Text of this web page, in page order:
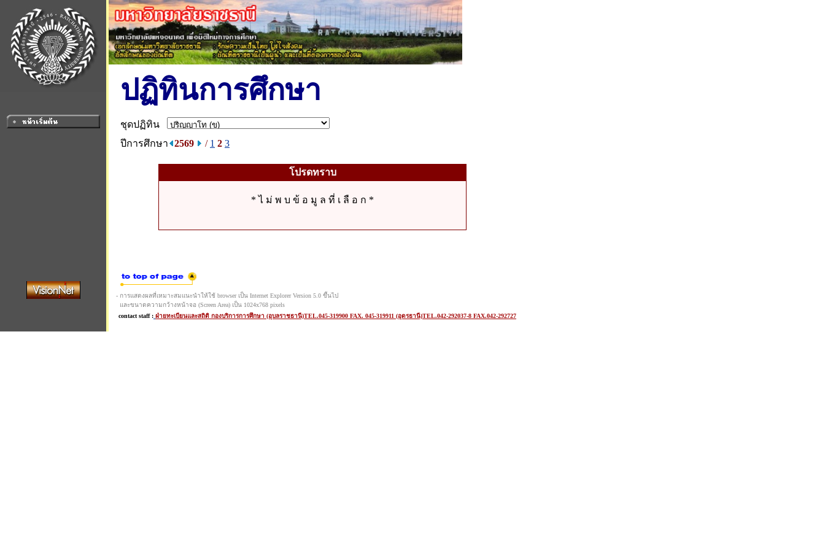
ปฏิทินการศึกษา
ชุดปฏิทิน
ปีการศึกษา
2569 / 1 2 3
โปรดทราบ
* ไ ม่ พ บ ข้ อ มู ล ที่ เ ลื อ ก *
- การแสดงผลที่เหมาะสมแนะนำให้ใช้ browser เป็น Internet Explorer Version 5.0 ขึ้นไป
และขนาดความกว้างหน้าจอ (Screen Area) เป็น 1024x768 pixels
contact staff : ฝ่ายทะเบียนและสถิติ กองบริการการศึกษา (อุบลราชธานี)TEL.045-319900 FAX. 045-319911 (อุดรธานี)TEL.042-292037-8 FAX.042-292727